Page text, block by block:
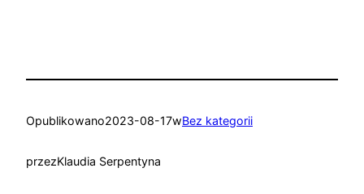
Opublikowano2023-08-17wBez kategorii
przezKlaudia Serpentyna